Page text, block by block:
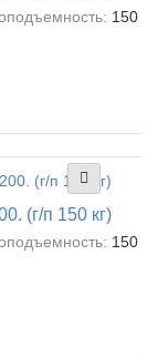
150
(г/п 150 кг)
150